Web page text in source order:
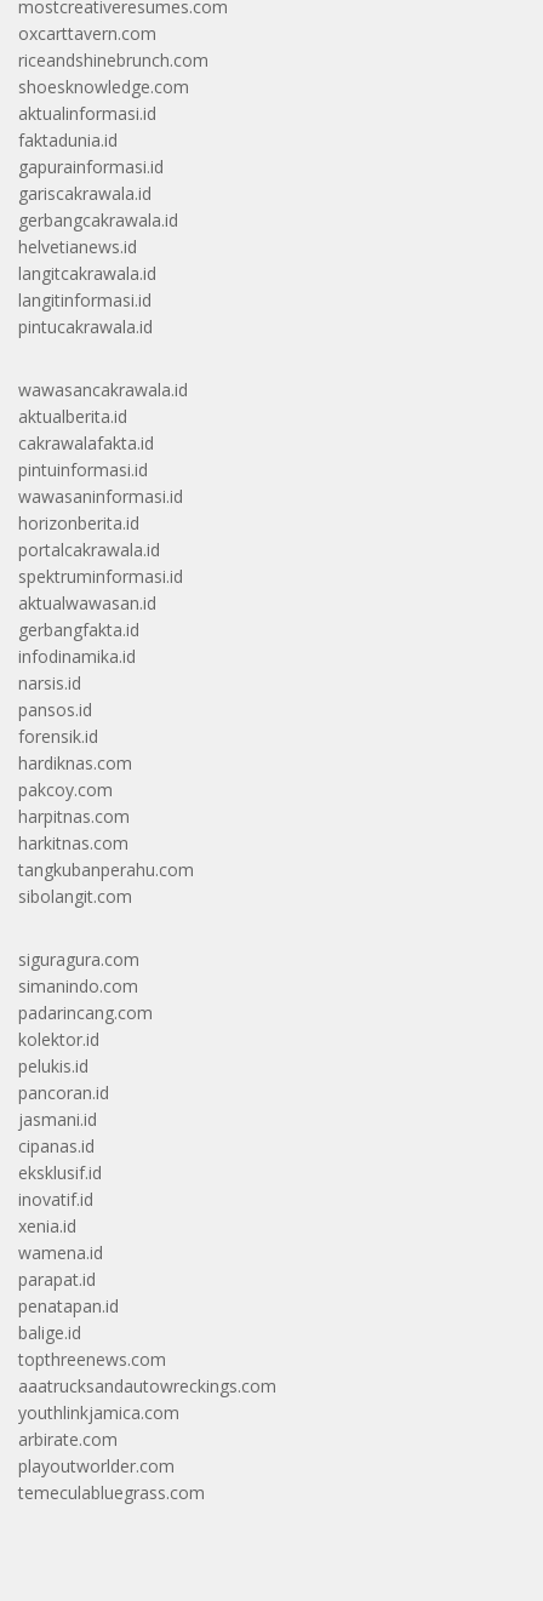
mostcreativeresumes.com
oxcarttavern.com
riceandshinebrunch.com
shoesknowledge.com
aktualinformasi.id
faktadunia.id
gapurainformasi.id
gariscakrawala.id
gerbangcakrawala.id
helvetianews.id
langitcakrawala.id
langitinformasi.id
pintucakrawala.id
wawasancakrawala.id
aktualberita.id
cakrawalafakta.id
pintuinformasi.id
wawasaninformasi.id
horizonberita.id
portalcakrawala.id
spektruminformasi.id
aktualwawasan.id
gerbangfakta.id
infodinamika.id
narsis.id
pansos.id
forensik.id
hardiknas.com
pakcoy.com
harpitnas.com
harkitnas.com
tangkubanperahu.com
sibolangit.com
siguragura.com
simanindo.com
padarincang.com
kolektor.id
pelukis.id
pancoran.id
jasmani.id
cipanas.id
eksklusif.id
inovatif.id
xenia.id
wamena.id
parapat.id
penatapan.id
balige.id
topthreenews.com
aaatrucksandautowreckings.com
youthlinkjamica.com
arbirate.com
playoutworlder.com
temeculabluegrass.com